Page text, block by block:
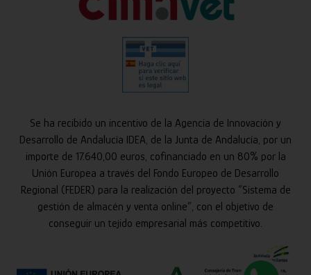
Se ha recibido un incentivo de la Agencia de Innovación y
Desarrollo de Andalucía IDEA, de la Junta de Andalucía, por un
importe de 17.640,00 euros, cofinanciado en un 80% por la
Unión Europea a través del Fondo Europeo de Desarrollo
Regional (FEDER) para la realización del proyecto “Sistema de
gestión de almacén y venta online”, con el objetivo de
conseguir un tejido empresarial más competitivo.